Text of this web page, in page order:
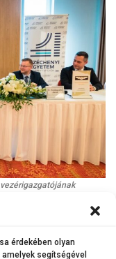
érdekében olyan
segítségével
balról jobbra) Kürti
Péter, a Volánbusz Zrt.
közlekedési hatósági